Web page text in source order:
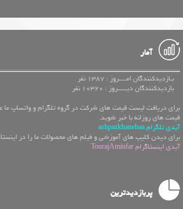
آمار
بـازدیدکنندگان امــــروز : 1387 نفر
بازدیدکنندگان دیـــــروز : 10320 نفر
برای دریافت لیست قیمت های شرکت در گروه تلگرام و واتساپ ما
قیمت های روزانه با خبر شوید.
آیدی تلگرام ashpazkhanehaa
برای دیدن کلیپ های آموزشی و فیلم های محصولات ما را در
آیدی اینستاگرام TourajAminfar
پربازدیدترین